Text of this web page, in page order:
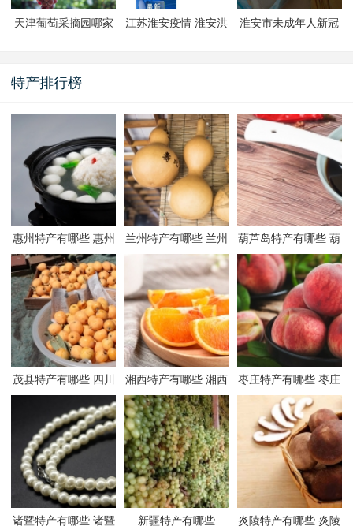
天津葡萄采摘园哪家
江苏淮安疫情 淮安洪
淮安市未成年人新冠
特产排行榜
惠州特产有哪些 惠州
有哪些特产
兰州特产有哪些 兰州
有哪些特产
葫芦岛特产有哪些 葫
芦岛有哪些特产
茂县特产有哪些 四川
茂县有哪些特产
湘西特产有哪些 湘西
有哪些特产
枣庄特产有哪些 枣庄
有哪些特产
诸暨特产有哪些 诸暨
新疆特产有哪些
炎陵特产有哪些 炎陵